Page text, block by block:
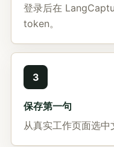
登录后在
token。
3
保存第一句
从真实工作页面选中